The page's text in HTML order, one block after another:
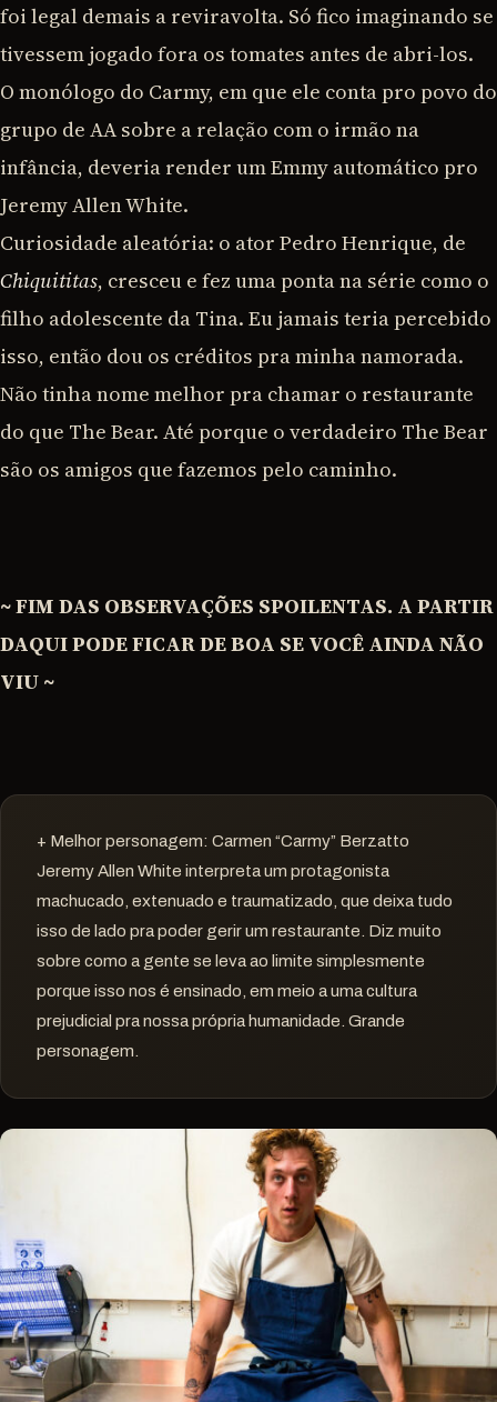
foi legal demais a reviravolta. Só fico imaginando se
tivessem jogado fora os tomates antes de abri-los.
O monólogo do Carmy, em que ele conta pro povo do
grupo de AA sobre a relação com o irmão na
infância, deveria render um Emmy automático pro
Jeremy Allen White.
Curiosidade aleatória: o ator Pedro Henrique, de
Chiquititas, cresceu e fez uma ponta na série como o
filho adolescente da Tina. Eu jamais teria percebido
isso, então dou os créditos pra minha namorada.
Não tinha nome melhor pra chamar o restaurante
do que The Bear. Até porque o verdadeiro The Bear
são os amigos que fazemos pelo caminho.
~ FIM DAS OBSERVAÇÕES SPOILENTAS. A PARTIR
DAQUI PODE FICAR DE BOA SE VOCÊ AINDA NÃO
VIU ~
+ Melhor personagem: Carmen “Carmy” Berzatto
Jeremy Allen White interpreta um protagonista
machucado, extenuado e traumatizado, que deixa tudo
isso de lado pra poder gerir um restaurante. Diz muito
sobre como a gente se leva ao limite simplesmente
porque isso nos é ensinado, em meio a uma cultura
prejudicial pra nossa própria humanidade. Grande
personagem.